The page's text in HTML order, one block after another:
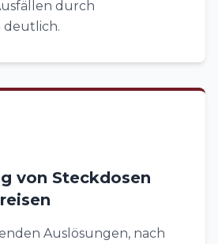
durch
deutlich.
von Steckdosen
Auslösungen, nach